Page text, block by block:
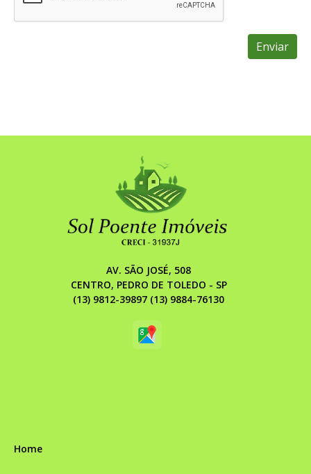
Enviar
AV. SÃO JOSÉ, 508
CENTRO, PEDRO DE TOLEDO - SP
(13) 9812-39897 (13) 9884-76130
Home